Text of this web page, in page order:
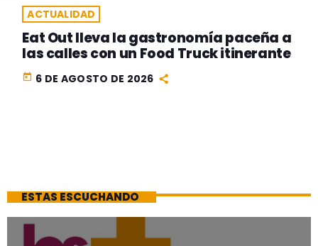
ACTUALIDAD
Eat Out lleva la gastronomía paceña a
las calles con un Food Truck itinerante
today 6 DE AGOSTO DE 2026
ESTAS ESCUCHANDO